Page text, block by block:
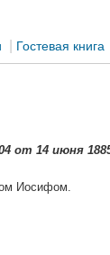
Гостевая книга
от 14 июня
Иосифом.